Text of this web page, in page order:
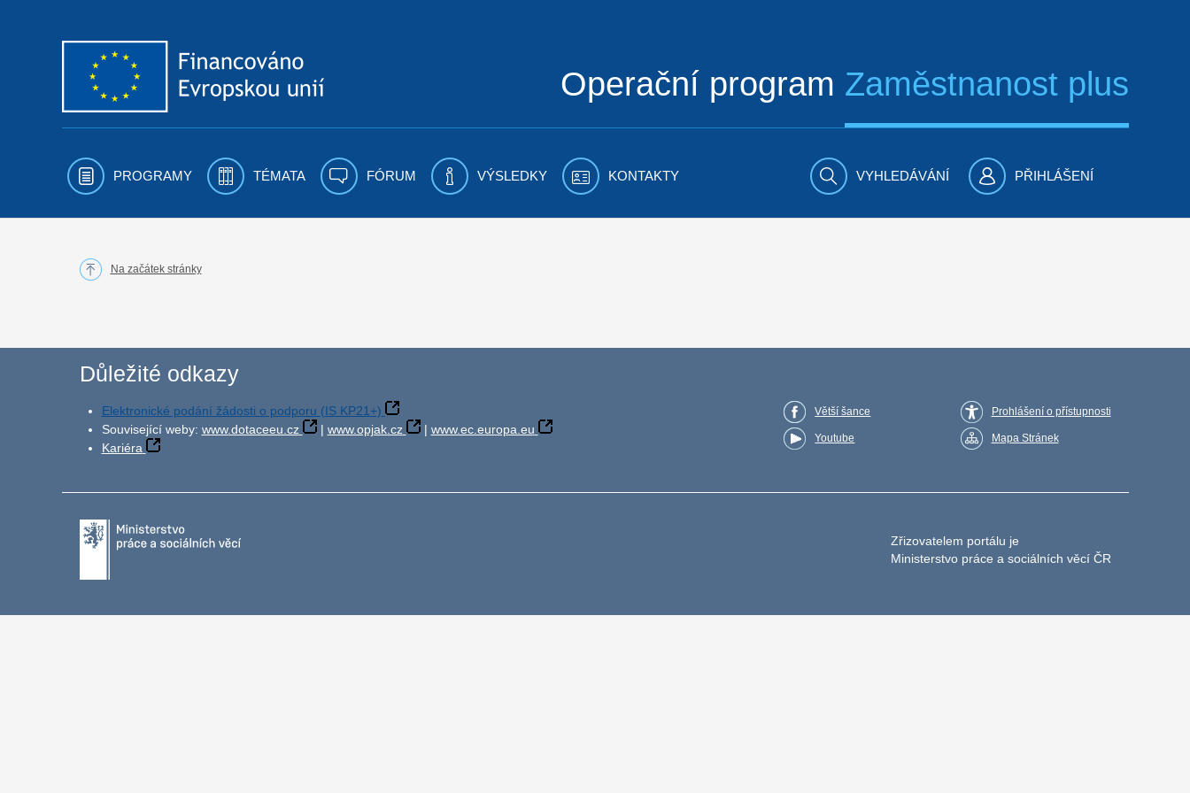
Operační program Zaměstnanost plus
PROGRAMY TÉMATA FÓRUM VÝSLEDKY KONTAKTY VYHLEDÁVÁNÍ PŘIHLÁŠENÍ
Na začátek stránky
Důležité odkazy
Elektronické podání žádosti o podporu (IS KP21+)
Související weby: www.dotaceeu.cz | www.opjak.cz | www.ec.europa.eu
Kariéra
Větší šance
Youtube
Prohlášení o přístupnosti
Mapa Stránek
Zřizovatelem portálu je
Ministerstvo práce a sociálních věcí ČR